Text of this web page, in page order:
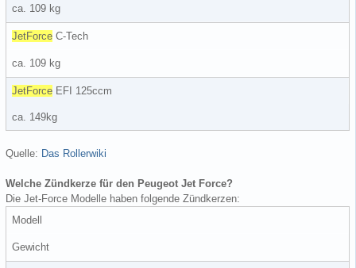
ca. 109 kg
JetForce C-Tech
ca. 109 kg
JetForce EFI 125ccm
ca. 149kg
Quelle: Das Rollerwiki
Welche Zündkerze für den Peugeot Jet Force?
Die Jet-Force Modelle haben folgende Zündkerzen:
Modell
Gewicht